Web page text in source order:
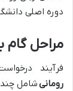
دوره اصلی
مراحل
فرآیند
رومانیشامل